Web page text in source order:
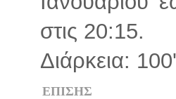
στις 20:15.
Διάρκεια:
ΕΠΙΣΗΣ